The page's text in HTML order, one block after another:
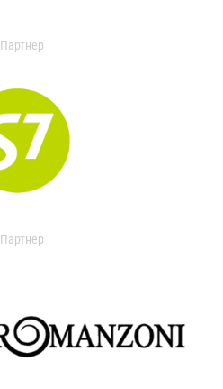
Партнер
Партнер